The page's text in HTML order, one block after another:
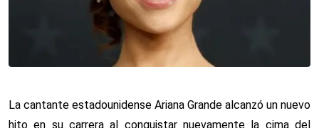
La cantante estadounidense Ariana Grande alcanzó un nuevo
hito en su carrera al conquistar nuevamente la cima del